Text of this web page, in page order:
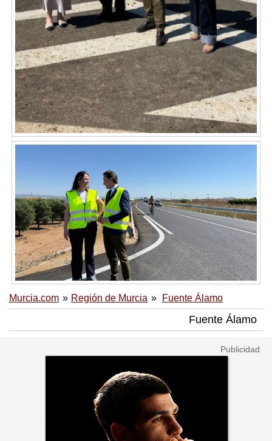
Murcia.com Región de Murcia Fuente Álamo
Fuente Álamo